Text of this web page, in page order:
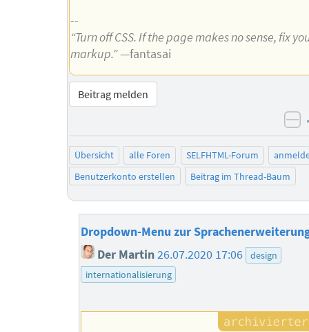
--
“Turn off CSS. If the page makes no sense, fix
markup.”—fantasai
Beitrag melden
Übersicht alle Foren SELFHTML-Forum
Benutzerkonto erstellen
Beitrag im Thread-Baum
Dropdown-Menu zur
Der Martin26.07.2020 17:06
design
internationalisierung